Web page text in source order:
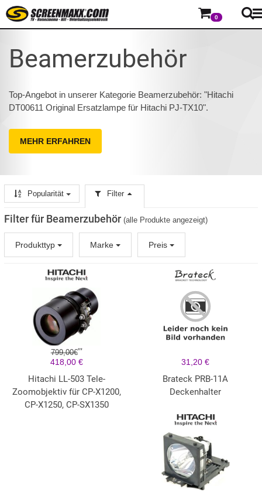
0
Beamerzubehör
Top-Angebot in unserer Kategorie Beamerzubehör: "Hitachi
DT00611 Original Ersatzlampe für Hitachi PJ-TX10".
MEHR ERFAHREN
Popularität Filter
Filter für Beamerzubehör (alle Produkte angezeigt)
Produkttyp Marke Preis
799,00€**
418,00 €
Hitachi LL-503 Tele-
Zoomobjektiv für CP-X1200,
CP-X1250, CP-SX1350
31,20 €
Brateck PRB-11A
Deckenhalter